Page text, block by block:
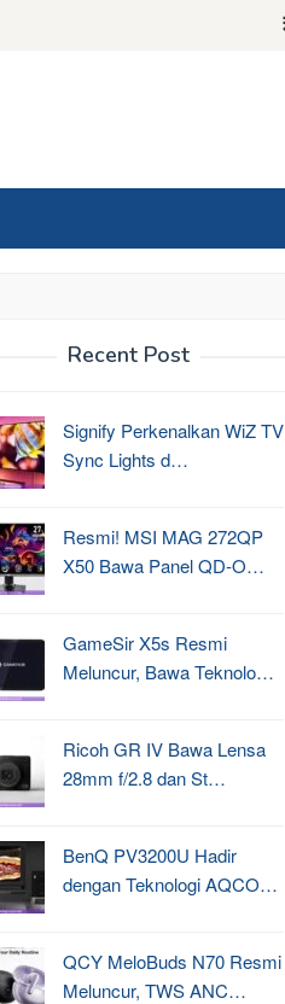
Recent Post
Signify Perkenalkan WiZ TV
Sync Lights d…
Resmi! MSI MAG 272QP
X50 Bawa Panel QD-O…
GameSir X5s Resmi
Meluncur, Bawa Teknolo…
Ricoh GR IV Bawa Lensa
28mm f/2.8 dan St…
BenQ PV3200U Hadir
dengan Teknologi AQCO…
QCY MeloBuds N70 Resmi
Meluncur, TWS ANC…